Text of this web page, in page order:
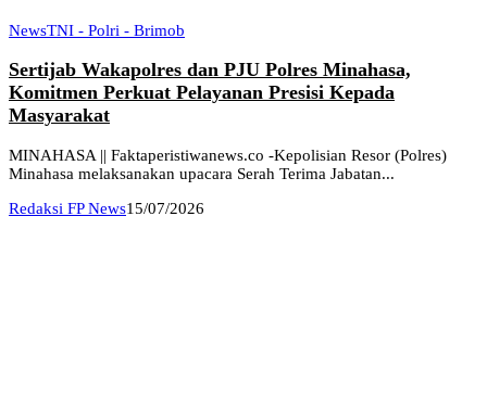
NewsTNI - Polri - Brimob
Sertijab Wakapolres dan PJU Polres Minahasa,
Komitmen Perkuat Pelayanan Presisi Kepada
Masyarakat
MINAHASA || Faktaperistiwanews.co -Kepolisian Resor (Polres)
Minahasa melaksanakan upacara Serah Terima Jabatan...
Redaksi FP News15/07/2026